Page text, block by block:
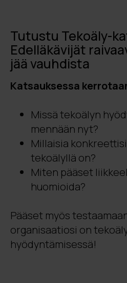
Tutustu Tekoäly-
Edelläkävijät
jää vauhdista
Katsauksessa
Missä tekoälyn
mennään nyt?
Millaisia
tekoälyllä on?
Miten pääset
huomioida?
Pääset myös
organisaatiosi on
hyödyntämisessä!